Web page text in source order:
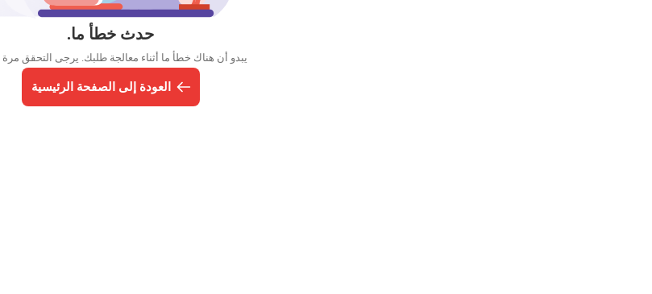
حدث خطأ ما.
يبدو أن هناك خطأ ما أثناء معالجة طلبك. يرجى التحقق مرة
العودة إلى الصفحة الرئيسية